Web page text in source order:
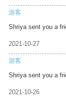
游客
Shriya sent you a
2021-10-27
游客
Shriya sent you a
2021-10-26